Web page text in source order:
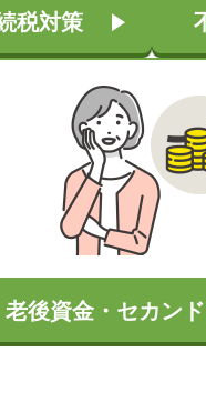
税対策
老後資金・セカン